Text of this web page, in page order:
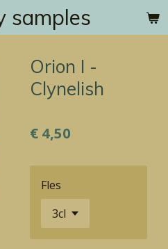
samples
Orion I -
Clynelish
€ 4,50
Fles